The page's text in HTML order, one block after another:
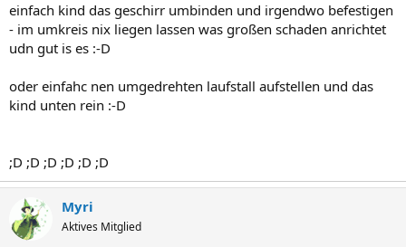
einfach kind das geschirr umbinden und irgendwo befestigen
- im umkreis nix liegen lassen was großen schaden anrichtet
udn gut is es :-D
oder einfahc nen umgedrehten laufstall aufstellen und das
kind unten rein :-D
;D ;D ;D ;D ;D ;D
Myri
Aktives Mitglied